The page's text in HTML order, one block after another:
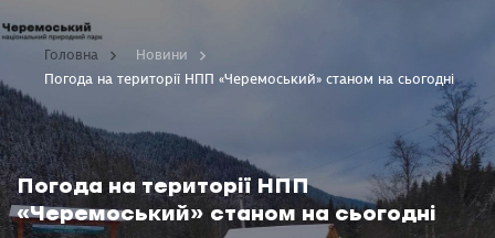
Погода на території НПП
«Черемоський» станом на сьогодні
Головна
Новини
Погода на території НПП «Черемоський» станом на сьогодні